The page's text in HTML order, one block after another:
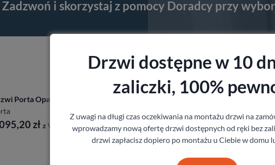
Zadzwoń i skorzystaj z pomocy Doradcy przy
Produkty z kategorii Drzwi
Drzwi Porta Akustyczne
Porta
1 641,60 zł z VAT
Drzwi dostępne w 10
zaliczki, 100%
Z uwagi na długi czas oczekiwania na montażu drzwi na
wprowadzamy nową ofertę drzwi dostępnych od ręki bez
drzwi zapłacisz dopiero po montażu u Ciebie w domu